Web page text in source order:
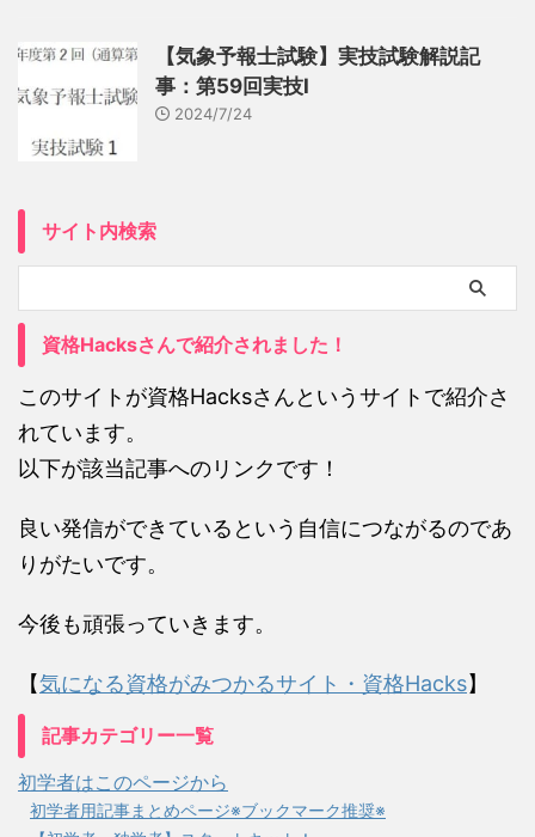
【気象予報士試験】実技試験解説記
事：第59回実技Ⅰ
2024/7/24
サイト内検索
資格Hacksさんで紹介されました！
このサイトが資格Hacksさんというサイトで紹介さ
れています。
以下が該当記事へのリンクです！
良い発信ができているという自信につながるのであ
りがたいです。
今後も頑張っていきます。
【気になる資格がみつかるサイト・資格Hacks】
記事カテゴリー一覧
初学者はこのページから
初学者用記事まとめページ※ブックマーク推奨※